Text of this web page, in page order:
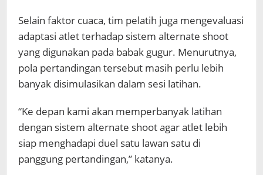
Selain faktor cuaca, tim pelatih juga mengevaluasi
adaptasi atlet terhadap sistem alternate shoot
yang digunakan pada babak gugur. Menurutnya,
pola pertandingan tersebut masih perlu lebih
banyak disimulasikan dalam sesi latihan.
“Ke depan kami akan memperbanyak latihan
dengan sistem alternate shoot agar atlet lebih
siap menghadapi duel satu lawan satu di
panggung pertandingan,” katanya.